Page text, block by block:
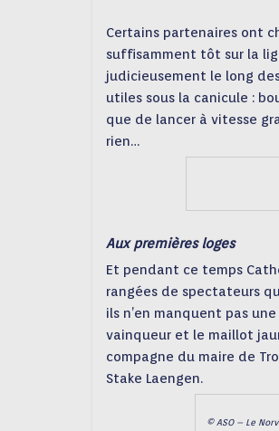
Certains partenaires ont
suffisamment tôt sur la
judicieusement le long
utiles sous la canicule :
que de lancer à vitesse
rien…
Aux premières loges
Et pendant ce temps
rangées de spectateurs
ils n’en manquent pas
vainqueur et le maillot
compagne du maire de
Stake Laengen.
© ASO – Le